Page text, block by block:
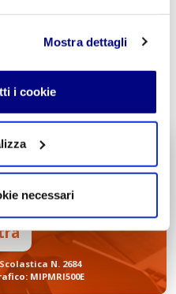
Mostra dettagli
i cookie
necessari
Umane
Sociale
& Sociologia
Inglese
N. 2684
MIPMRI500E